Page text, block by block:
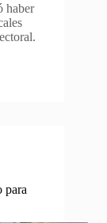
haber
para